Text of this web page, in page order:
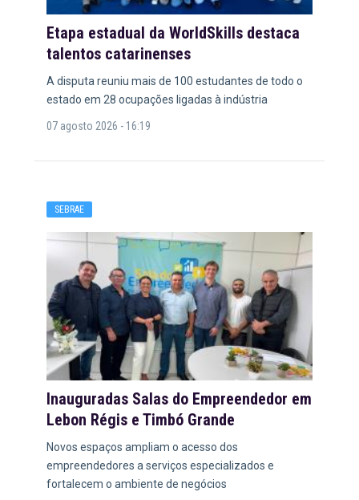
Etapa estadual da WorldSkills destaca
talentos catarinenses
A disputa reuniu mais de 100 estudantes de todo o
estado em 28 ocupações ligadas à indústria
07 agosto 2026 - 16:19
SEBRAE
Inauguradas Salas do Empreendedor em
Lebon Régis e Timbó Grande
Novos espaços ampliam o acesso dos
empreendedores a serviços especializados e
fortalecem o ambiente de negócios